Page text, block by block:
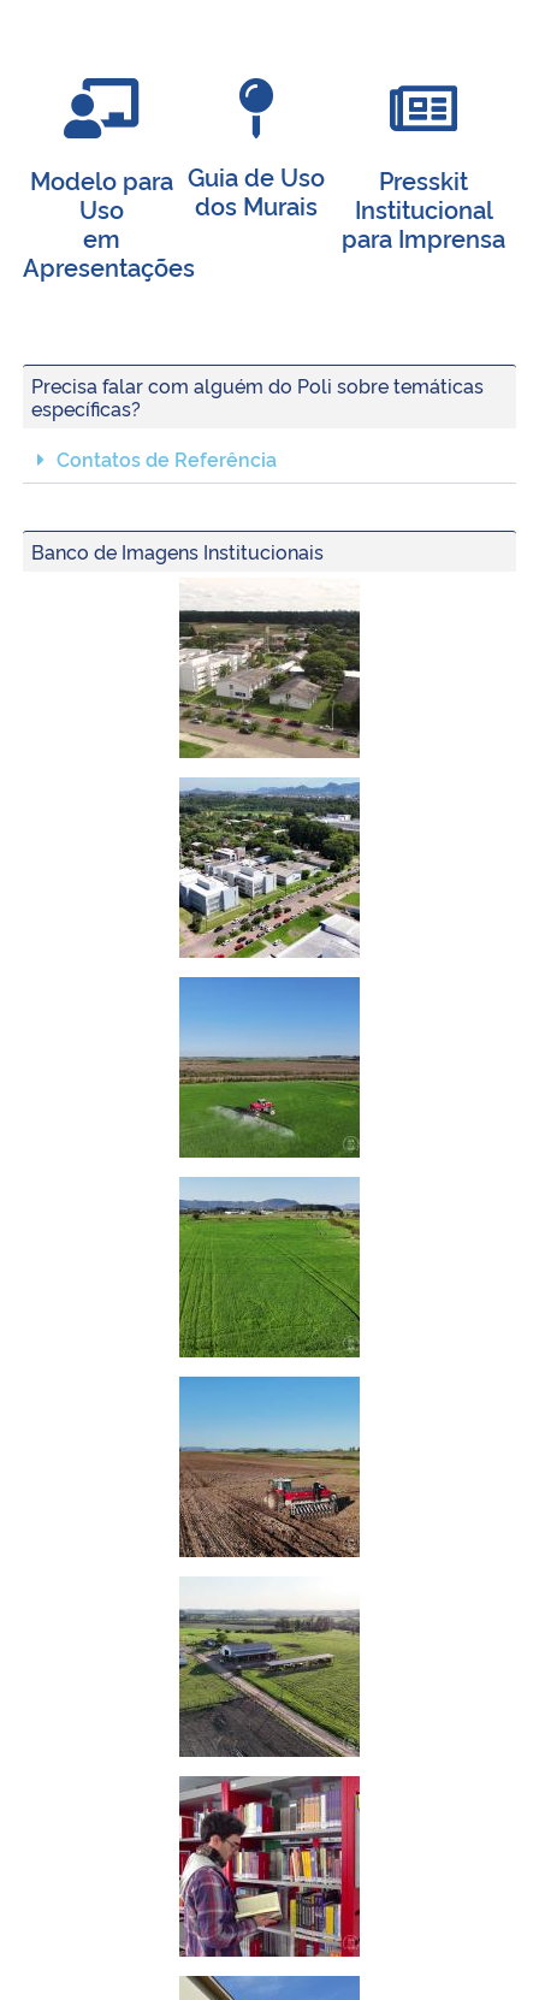
Modelo para
Uso
em
Apresentações
Guia de Uso
dos Murais
Presskit
Institucional
para Imprensa
Precisa falar com alguém do Poli sobre temáticas
específicas?
Contatos de Referência
Banco de Imagens Institucionais